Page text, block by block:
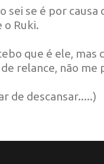
sei se é por causa
o Ruki.
que é ele, mas
relance, não me
de descansar.....)